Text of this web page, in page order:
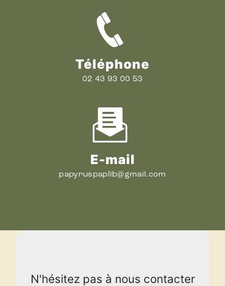
Téléphone
02 43 93 00 53
E-mail
papyruspaplib@gmail.com
N'hésitez pas à nous contacter